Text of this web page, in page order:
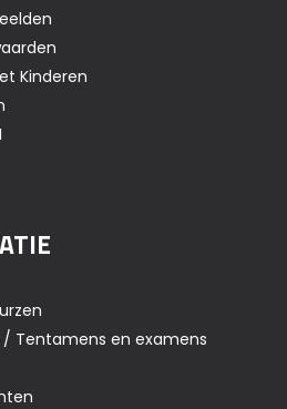
Kinderen
Tentamens en examens